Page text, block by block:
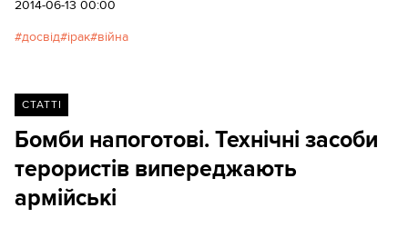
2014-06-13 00:00
досвід ірак війна
СТАТТІ
Бомби напоготові. Технічні засоби
терористів випереджають
армійські